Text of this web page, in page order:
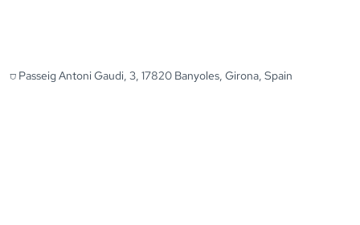
⛉ Passeig Antoni Gaudi, 3, 17820 Banyoles, Girona, Spain